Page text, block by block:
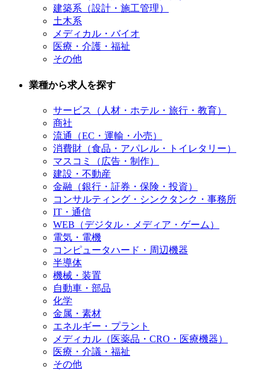
建築系（設計・施工管理）
土木系
メディカル・バイオ
医療・介護・福祉
その他
業種から求人を探す
サービス（人材・ホテル・旅行・教育）
商社
流通（EC・運輸・小売）
消費財（食品・アパレル・トイレタリー）
マスコミ（広告・制作）
建設・不動産
金融（銀行・証券・保険・投資）
コンサルティング・シンクタンク・事務所
IT・通信
WEB（デジタル・メディア・ゲーム）
電気・電機
コンピュータハード・周辺機器
半導体
機械・装置
自動車・部品
化学
金属・素材
エネルギー・プラント
メディカル（医薬品・CRO・医療機器）
医療・介議・福祉
その他